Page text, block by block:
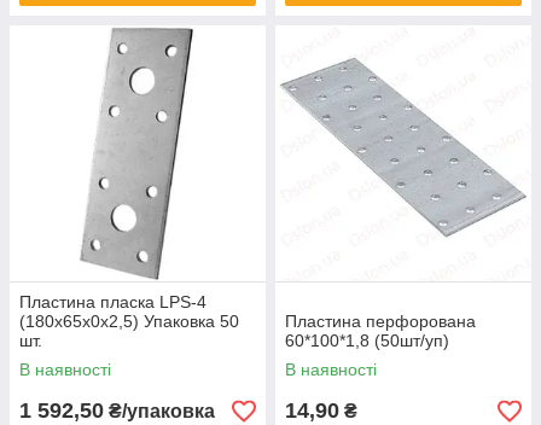
Пластина пласка LPS-4
(180х65х0х2,5) Упаковка 50
шт.
В наявності
1 592,50 ₴/упаковка
Пластина перфорована
60*100*1,8 (50шт/уп)
В наявності
14,90 ₴